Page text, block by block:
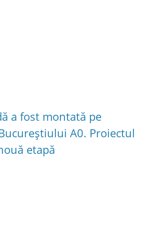
a fost montată pe
A0. Proiectul
etapă